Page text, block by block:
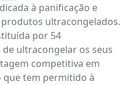
à panificação e
ultracongelados.
por 54
ultracongelar os seus
competitiva em
que tem permitido à